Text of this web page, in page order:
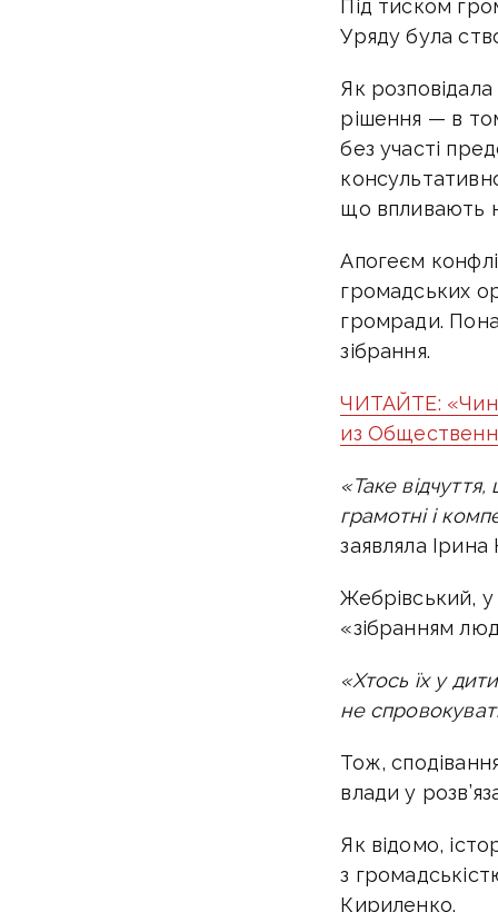
Під тиском
Уряду була
Як
рішення — в
без участі
що впливають
Апогеєм
громадських
громради.
зібрання.
ЧИТАЙТЕ:
из
«Таке
грамотні і
заявляла Ірина
Жебрівський,
«зібранням
«Хтось їх у
не
Тож,
влади у
Як відомо,
з
Кириленко.